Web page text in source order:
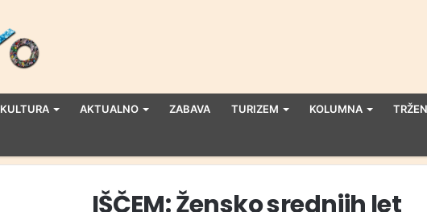
KULTURA AKTUALNO ZABAVA TURIZEM KOLUMNA
IŠČEM: Žensko srednjih let